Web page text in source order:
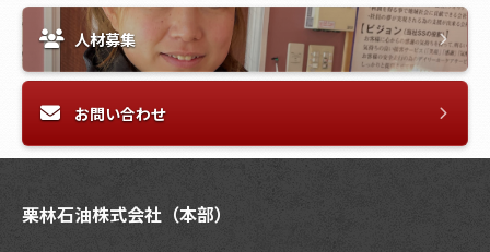
人材募集
お問い合わせ
栗林石油株式会社（本部）